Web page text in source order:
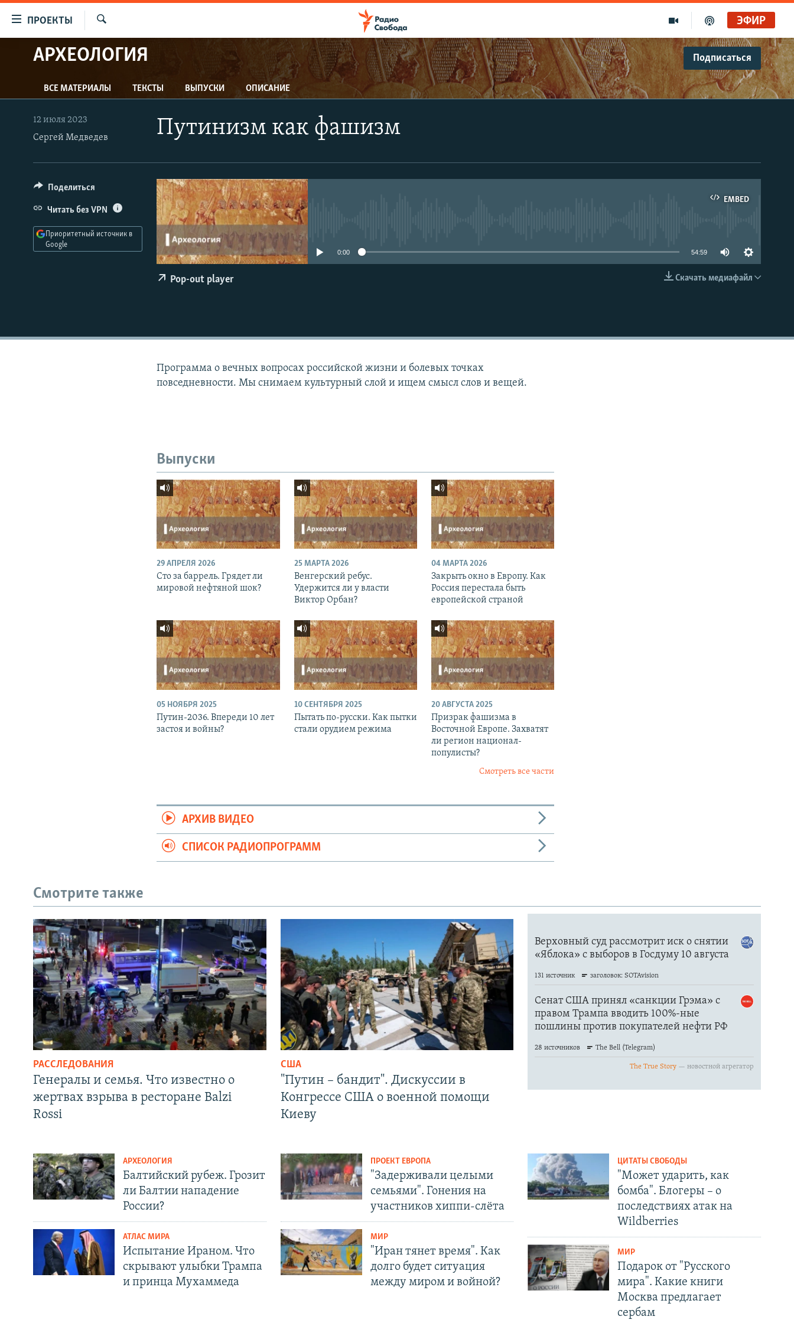
упрощенного
Вернуться
к
основному
содержанию
навигации
Вернутся
ПРОЕКТЫ
ПРОГРАММЫ
АВТОРСКИЕ ПРОЕКТЫ
ЦИТАТЫ СВОБОДЫ
МНЕНИЯ
КУЛЬТУРА
IDEL.РЕАЛИИ
КАВКАЗ.РЕАЛИИ
СЕВЕР.РЕАЛИИ
СИБИРЬ.РЕАЛИИ
ЭФИР
АРХЕОЛОГИЯ Подписаться
CastBox
ВСЕ МАТЕРИАЛЫ ТЕКСТЫ ВЫПУСКИ ОПИСАНИЕ
Путинизм как фашизм
12 июля 2023
Сергей Медведев
EMBED
EMBED
0:00 54:59
Скачать медиафайл
Pop-out player
Поделиться
Читать без VPN
Приоритетный источник в
Google
Программа о вечных вопросах российской жизни и болевых точках
повседневности. Мы снимаем культурный слой и ищем смысл слов и вещей.
Выпуски
29 АПРЕЛЯ 2026
Сто за баррель. Грядет ли
мировой нефтяной шок?
25 МАРТА 2026
Венгерский ребус.
Удержится ли у власти
Виктор Орбан?
04 МАРТА 2026
Закрыть окно в Европу. Как
Россия перестала быть
европейской страной
05 НОЯБРЯ 2025
Путин-2036. Впереди 10 лет
застоя и войны?
10 СЕНТЯБРЯ 2025
Пытать по-русски. Как пытки
стали орудием режима
20 АВГУСТА 2025
Призрак фашизма в
Восточной Европе. Захватят
ли регион национал-
популисты?
Смотреть все части
АРХИВ ВИДЕО
СПИСОК РАДИОПРОГРАММ
Смотрите также
РАССЛЕДОВАНИЯ
Генералы и семья. Что известно о
жертвах взрыва в ресторане Balzi
Rossi
США
"Путин – бандит". Дискуссии в
Конгрессе США о военной помощи
Киеву
АРХЕОЛОГИЯ
Балтийский рубеж. Грозит
ли Балтии нападение
России?
АТЛАС МИРА
Испытание Ираном. Что
скрывают улыбки Трампа
и принца Мухаммеда
ПРОЕКТ ЕВРОПА
"Задерживали целыми
семьями". Гонения на
участников хиппи-слёта
МИР
"Иран тянет время". Как
долго будет ситуация
между миром и войной?
ЦИТАТЫ СВОБОДЫ
"Может ударить, как
бомба". Блогеры – о
последствиях атак на
Wildberries
МИР
Подарок от "Русского
мира". Какие книги
Москва предлагает
сербам